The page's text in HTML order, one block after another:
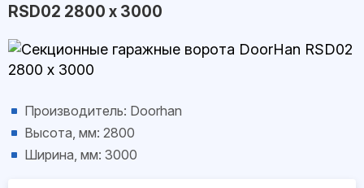
RSD02 2800 х 3000
Производитель: Doorhan
Высота, мм: 2800
Ширина, мм: 3000